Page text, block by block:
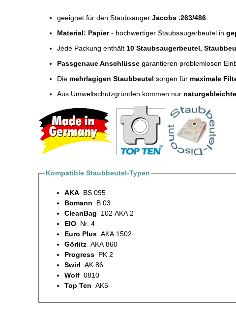
geeignet für den Staubsauger Jacobs .263/486
Material: Papier- hochwertiger Staubsaugerbeutel in
Jede Packung enthält 10 Staubsaugerbeutel,
Passgenaue Anschlüsse garantieren problemlosen
Die mehrlagigen Staubbeutel sorgen für maximale
Aus Umweltschutzgründen kommen nur
Kompatible Staubbeutel-Typen
AKABS 095
Bomann B 03
CleanBag 102 AKA 2
EIONr. 4
Euro PlusAKA 1502
GörlitzAKA 860
ProgressPK 2
Swirl AK 86
Wolf0810
Top Ten AK5